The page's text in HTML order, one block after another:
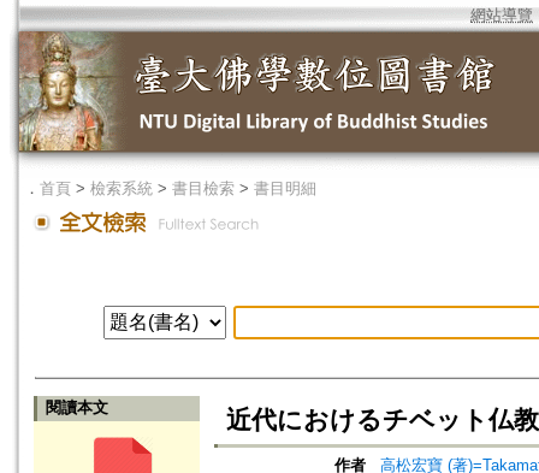
網站導覽
． 首頁 > 檢索系統 > 書目檢索 > 書目明細
閱讀本文 近代におけるチベット仏
作者
高松宏寶 (著